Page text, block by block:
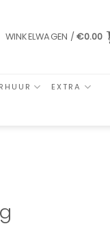
WINKELWAGEN /€0.00
EXTRA